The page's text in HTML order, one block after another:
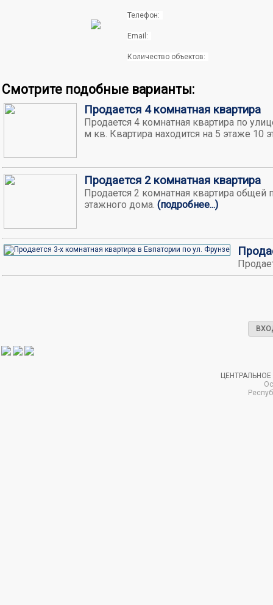
Телефон:
Email:
Количество объектов:
Смотрите подобные варианты:
Продается 4 комнатная квартира
Продается 4 комнатная квартира по
м кв. Квартира находится на 5 этаже 10
Продается 2 комнатная квартира
Продается 2 комнатная квартира
этажного дома. (подробнее...)